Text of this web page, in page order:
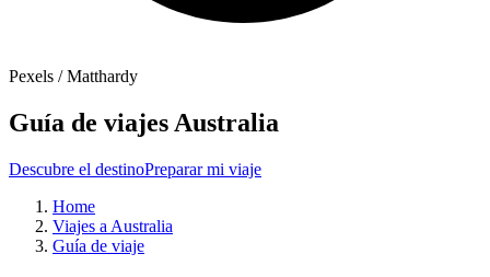
Pexels / Matthardy
Guía de viajes Australia
Descubre el destinoPreparar mi viaje
Home
Viajes a Australia
Guía de viaje